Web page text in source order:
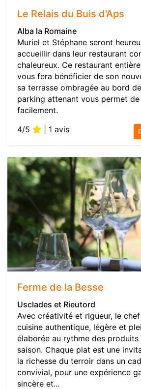
Le Relais du Buis d'Aps
Alba la Romaine
Muriel et Stéphane seront
accueillir dans leur restaurant
chaleureux. Ce restaurant
vous fera bénéficier de son
sa terrasse ombragée au bord
parking attenant vous permet
facilement.
4/5
| 1 avis
Ferme de la Besse
Usclades et Rieutord
Avec créativité et rigueur, le
cuisine authentique, légère et
élaborée au rythme des
saison. Chaque plat est une
la richesse du terroir dans un
convivial, pour une expérience
sincère et...